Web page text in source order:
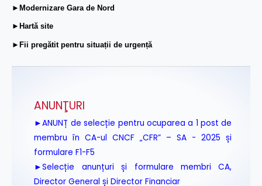
►Modernizare Gara de Nord
►Hartă site
►Fii pregătit pentru situații de urgență
ANUNŢURI
►ANUNȚ de selecție pentru ocuparea a 1 post de
membru în CA-ul CNCF „CFR” – SA - 2025 și
formulare F1-F5
►Selecție anunțuri și formulare membri CA,
Director General și Director Financiar